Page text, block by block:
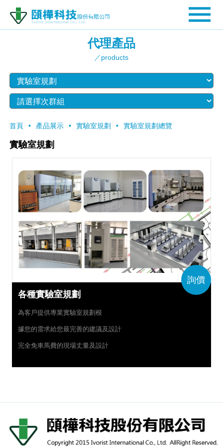
代理產品
／products
首頁 產品展示 實驗室規劃 實驗室規劃總覽
實驗室規劃
各種實驗室規劃
為客戶提供專業實驗室規劃根
據您的需求給您最完善的建議及設計
完全免車馬費的現場丈量及設計
詢價